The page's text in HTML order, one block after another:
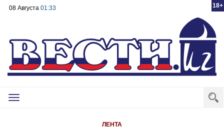
18+
08 Августа 01:33
Toggle
ЛЕНТА